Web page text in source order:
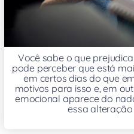
Você sabe o que
pode perceber que está
em certos dias do que
motivos para isso e, em
emocional aparece do
essa alteração